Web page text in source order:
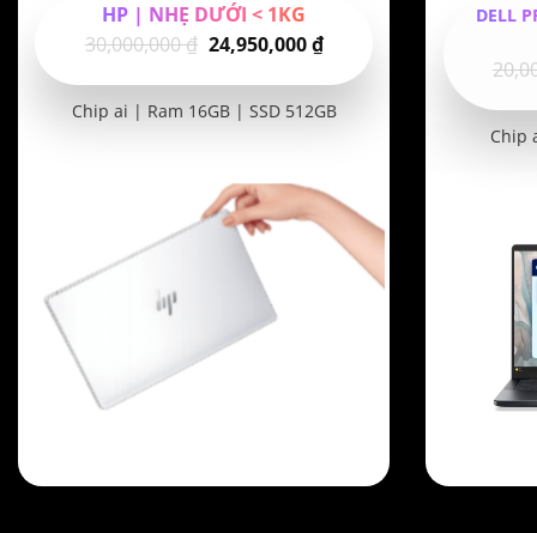
HP | NHẸ DƯỚI < 1KG
30,000,000₫ Giá
là:
24,950,000₫Giá
hiện
tại
Chip ai | Ram 16GB | SSD 512GB
DELL
Chip